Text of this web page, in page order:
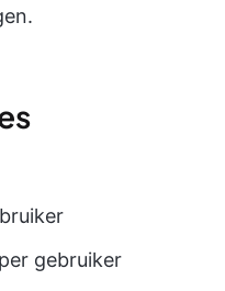
gebruiker